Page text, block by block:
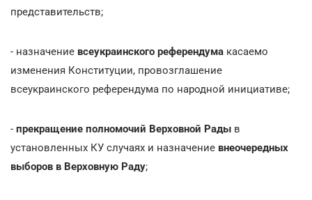
представительств;
- назначение всеукраинского референдума касаемо
изменения Конституции, провозглашение
всеукраинского референдума по народной инициативе;
- прекращение полномочий Верховной Рады в
установленных КУ случаях и назначение внеочередных
выборов в Верховную Раду;